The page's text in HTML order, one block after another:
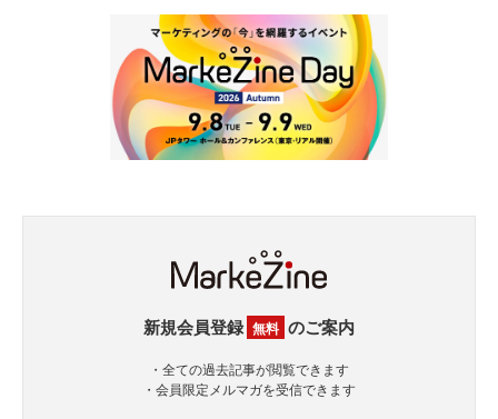
新規会員登録 無料 のご案内
・全ての過去記事が閲覧できます
・会員限定メルマガを受信できます